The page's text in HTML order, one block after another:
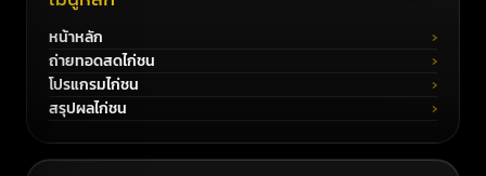
หน้าหลัก
ถ่ายทอดสดไก่ชน
โปรแกรมไก่ชน
สรุปผลไก่ชน